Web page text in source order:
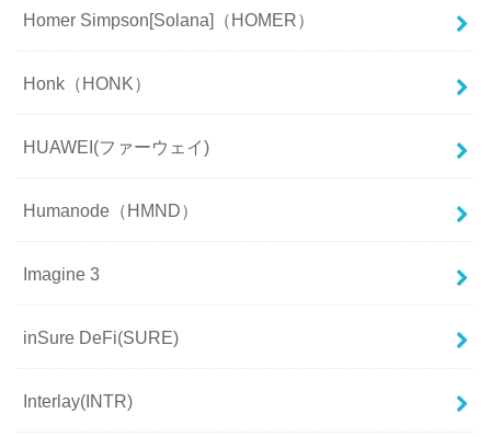
Homer Simpson[Solana]（HOMER）
Honk（HONK）
HUAWEI(ファーウェイ)
Humanode（HMND）
Imagine 3
inSure DeFi(SURE)
Interlay(INTR)